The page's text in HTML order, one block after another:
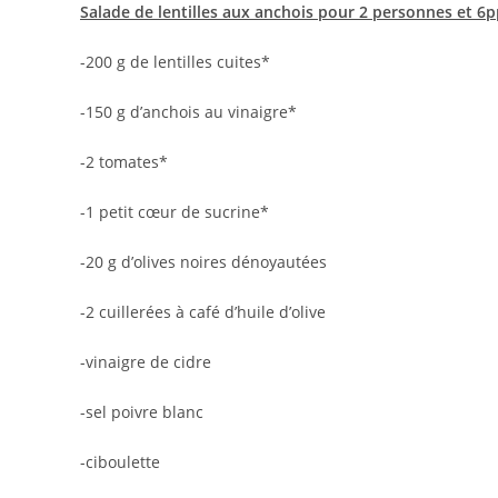
Salade de lentilles aux anchois pour 2 personnes et
-200 g de lentilles cuites*
-150 g d’anchois au vinaigre*
-2 tomates*
-1 petit cœur de sucrine*
-20 g d’olives noires dénoyautées
-2 cuillerées à café d’huile d’olive
-vinaigre de cidre
-sel poivre blanc
-ciboulette